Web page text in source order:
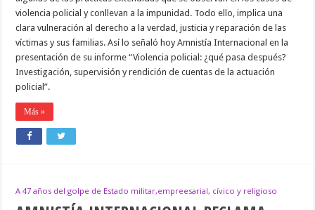
ESTRUCTURAL
EN
NUESTRO
PAÍS
violencia policial y conllevan a la impunidad. Todo ello, implica una
clara vulneración al derecho a la verdad, justicia y reparación de las
víctimas y sus familias. Así lo señaló hoy Amnistía Internacional en la
presentación de su informe “Violencia policial: ¿qué pasa después?
Investigación, supervisión y rendición de cuentas de la actuación
policial”.
Más »
A 47 años del golpe de Estado militar,empreesarial, cívico y religioso